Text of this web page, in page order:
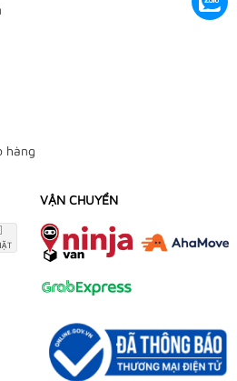
hàng
VẬN CHUYỂN